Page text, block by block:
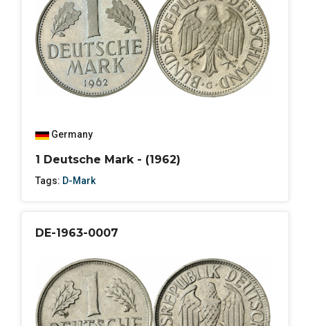
Germany
1 Deutsche Mark - (1962)
Tags: D-Mark
DE-1963-0007